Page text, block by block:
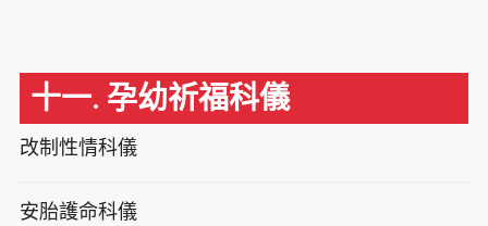
十一. 孕幼祈福科儀
改制性情科儀
安胎護命科儀